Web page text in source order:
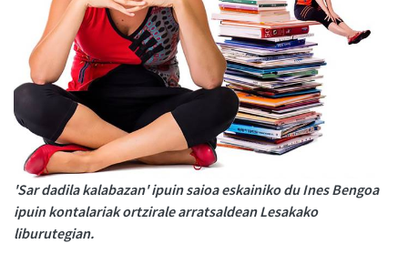
'Sar dadila kalabazan' ipuin saioa eskainiko du Ines Bengoa
ipuin kontalariak ortzirale arratsaldean Lesakako
liburutegian.